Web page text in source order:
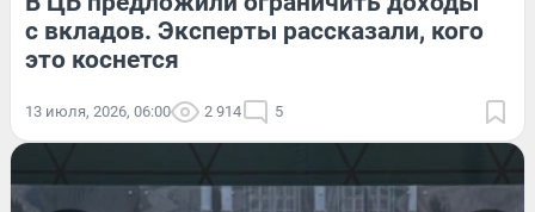
с вкладов. Эксперты рассказали, кого
это коснется
13 июля, 2026, 06:00 2 914 5